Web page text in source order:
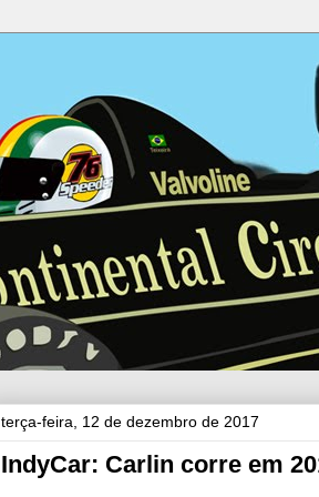
terça-feira, 12 de dezembro de 2017
IndyCar: Carlin corre em